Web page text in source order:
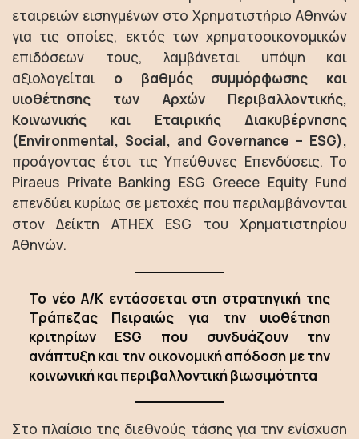
εταιρειών εισηγμένων στο Χρηματιστήριο Αθηνών
για τις οποίες, εκτός των χρηματοοικονομικών
επιδόσεων τους, λαμβάνεται υπόψη και
αξιολογείται ο βαθμός συμμόρφωσης και
υιοθέτησης των Αρχών Περιβαλλοντικής,
Κοινωνικής και Εταιρικής Διακυβέρνησης
(Environmental, Social, and Governance – ESG),
προάγοντας έτσι τις Υπεύθυνες Επενδύσεις. Το
Piraeus Private Banking ESG Greece Equity Fund
επενδύει κυρίως σε μετοχές που περιλαμβάνονται
στον Δείκτη ATHEX ESG του Χρηματιστηρίου
Αθηνών.
Το νέο Α/Κ εντάσσεται στη στρατηγική της
Τράπεζας Πειραιώς για την υιοθέτηση
κριτηρίων ESG που συνδυάζουν την
ανάπτυξη και την οικονομική απόδοση με την
κοινωνική και περιβαλλοντική βιωσιμότητα
Στο πλαίσιο της διεθνούς τάσης για την ενίσχυση